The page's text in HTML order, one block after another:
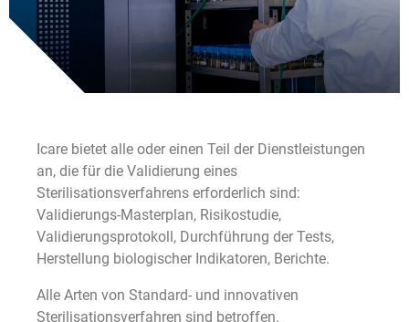
UNSERE NACHRICHTEN
KONTAKT
Icare bietet alle oder einen Teil der Dienstleistungen
an, die für die Validierung eines
Sterilisationsverfahrens erforderlich sind:
Validierungs-Masterplan, Risikostudie,
Validierungsprotokoll, Durchführung der Tests,
Herstellung biologischer Indikatoren, Berichte.
Alle Arten von Standard- und innovativen
Sterilisationsverfahren sind betroffen.